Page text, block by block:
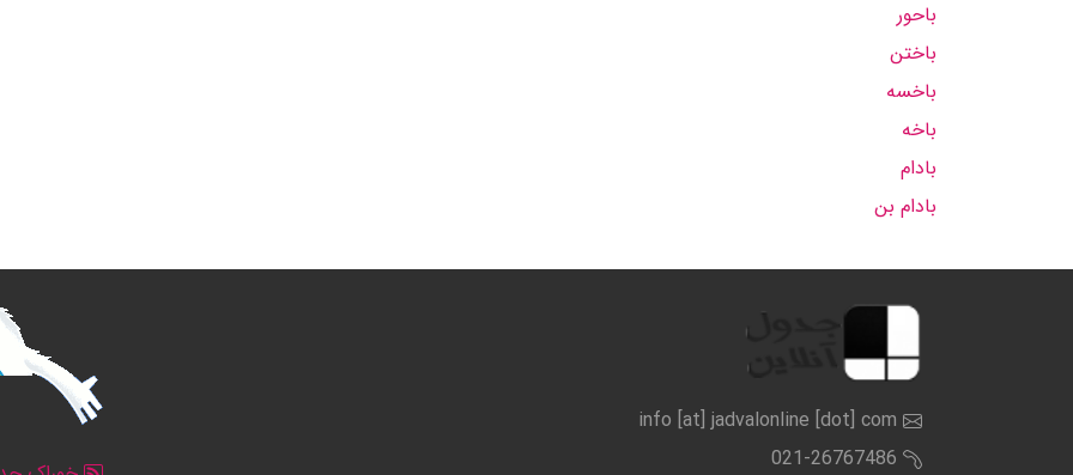
باحور
باختن
باخسه
باخه
بادام
بادام بن
info [at] jadvalonline [dot] com
021-26767486